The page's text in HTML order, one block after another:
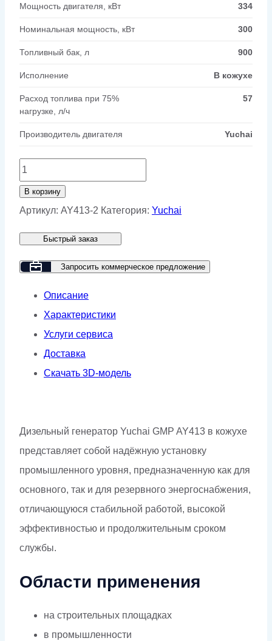
Мощность двигателя, кВт 334
Номинальная мощность, кВт 300
Топливный бак, л 900
Исполнение В кожухе
Расход топлива при 75%
нагрузке, л/ч
57
Производитель двигателя Yuchai
Количество
товара
Дизельный
Yuchai
GMP
кожухе
В корзину
Артикул: AY413-2 Категория: Yuchai
Быстрый заказ
Запросить коммерческое предложение
Описание
Характеристики
Услуги сервиса
Доставка
Скачать 3D-модель
Дизельный генератор Yuchai GMP AY413 в кожухе
представляет собой надёжную установку
промышленного уровня, предназначенную как для
основного, так и для резервного энергоснабжения,
отличающуюся стабильной работой, высокой
эффективностью и продолжительным сроком
службы.
Области применения
на строительных площадках
в промышленности